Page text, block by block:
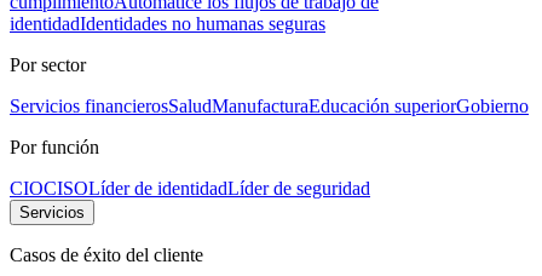
identidadIdentidades no humanas seguras
Por sector
Servicios financierosSaludManufacturaEducación superiorGobierno
Por función
CIOCISOLíder de identidadLíder de seguridad
Servicios
Casos de éxito del cliente